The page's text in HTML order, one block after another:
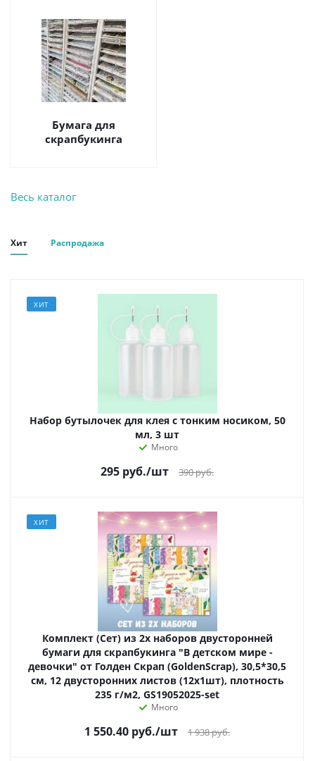
Бумага для
скрапбукинга
Весь каталог
Хит Распродажа
ХИТ
Набор бутылочек для клея с тонким носиком, 50
мл, 3 шт
Много
295 руб./шт 390руб.
ХИТ
Комплект (Сет) из 2х наборов двусторонней
бумаги для скрапбукинга "В детском мире -
девочки" от Голден Скрап (GoldenScrap), 30,5*30,5
см, 12 двусторонних листов (12х1шт), плотность
235 г/м2, GS19052025-set
Много
1 550.40 руб./шт 1 938руб.